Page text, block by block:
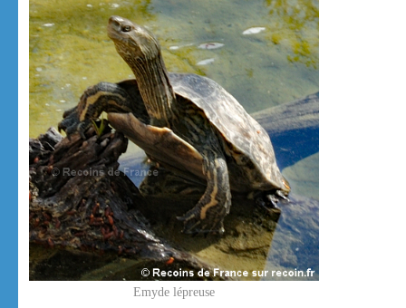
Emyde lépreuse